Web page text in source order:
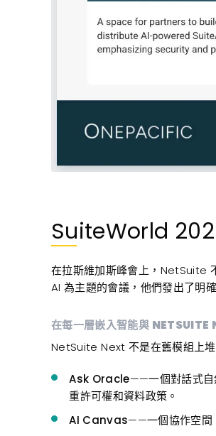
SuiteWorld
在拉斯維加斯峰會上，NetSuite
AI 為主題的會議，他們發出了明
在每一層嵌入智能與 NETSUITE
NetSuite Next 不是在舊模組上
Ask Oracle——一個對話式自
重許可權和資料政策。
AI Canvas——一個協作空間